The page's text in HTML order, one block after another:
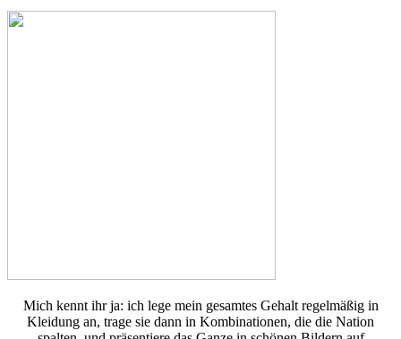
Mich kennt ihr ja: ich lege mein gesamtes Gehalt regelmäßig in
Kleidung an, trage sie dann in Kombinationen, die die Nation